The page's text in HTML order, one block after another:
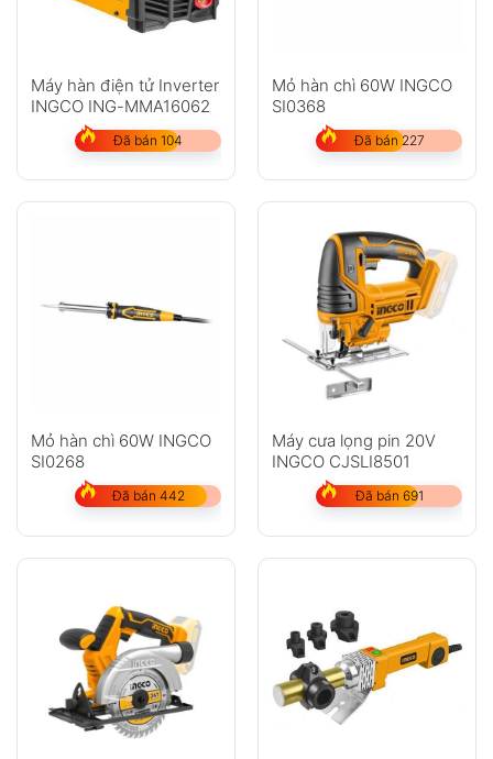
Máy hàn điện tử Inverter
INGCO ING-MMA16062
Đã bán 104
Mỏ hàn chì 60W INGCO
SI0368
Đã bán 227
Mỏ hàn chì 60W INGCO
SI0268
Đã bán 442
Máy cưa lọng pin 20V
INGCO CJSLI8501
Đã bán 691